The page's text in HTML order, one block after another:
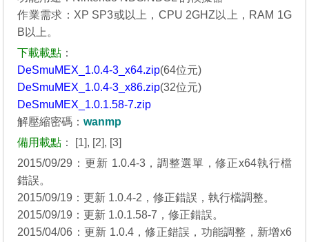
作業需求：XP SP3或以上，CPU 2GHZ以上，RAM 1G
B以上。
下載載點 ：
DeSmuMEX_1.0.4-3_x64.zip(64位元)
DeSmuMEX_1.0.4-3_x86.zip(32位元)
DeSmuMEX_1.0.1.58-7.zip
解壓縮密碼：wanmp
備用載點 ： [1], [2], [3]
2015/09/29：更新 1.0.4-3，調整選單，修正x64執行檔
錯誤。
2015/09/19：更新 1.0.4-2，修正錯誤，執行檔調整。
2015/09/19：更新 1.0.1.58-7，修正錯誤。
2015/04/06：更新 1.0.4，修正錯誤，功能調整，新增x6